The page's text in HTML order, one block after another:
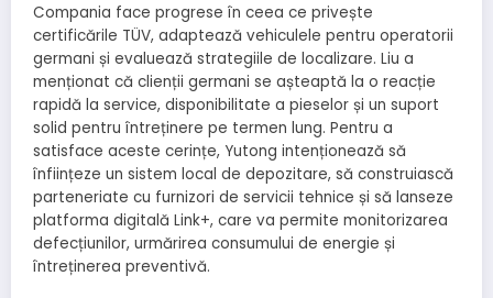
Compania face progrese în ceea ce privește
certificările TÜV, adaptează vehiculele pentru operatorii
germani și evaluează strategiile de localizare. Liu a
menționat că clienții germani se așteaptă la o reacție
rapidă la service, disponibilitate a pieselor și un suport
solid pentru întreținere pe termen lung. Pentru a
satisface aceste cerințe, Yutong intenționează să
înființeze un sistem local de depozitare, să construiască
parteneriate cu furnizori de servicii tehnice și să lanseze
platforma digitală Link+, care va permite monitorizarea
defecțiunilor, urmărirea consumului de energie și
întreținerea preventivă.